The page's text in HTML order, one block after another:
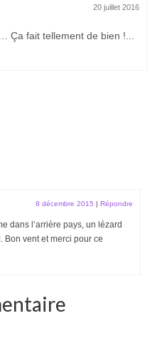
20 juillet 2016
Ça fait tellement de bien !...
8 décembre 2015 | Répondre
dans l’arrière pays, un lézard
Bon vent et merci pour ce